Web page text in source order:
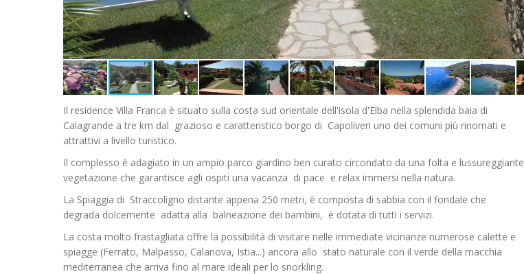
Il residence Villa Franca è situato sulla costa sud orientale dell'isola d'Elba nella splendida baia di
Calagrande a tre km dal grazioso e caratteristico borgo di Capoliveri uno dei comuni più rinomati e
attrattivi a livello turistico.
Il complesso è adagiato in un ampio parco giardino ben curato circondato da una folta e lussureggiante
vegetazione che garantisce agli ospiti una vacanza di pace e relax immersi nella natura.
La Spiaggia di Straccoligno distante appena 250 metri, è composta di sabbia con il fondale che
degrada dolcemente adatta alla balneazione dei bambini, è dotata di tutti i servizi.
La costa molto frastagliata offre la possibilità di visitare nelle immediate vicinanze numerose calette e
spiagge (Ferrato, Malpasso, Calanova, Istia...) ancora allo stato naturale con il verde della macchia
mediterranea che arriva fino al mare ideali per lo snorkling.